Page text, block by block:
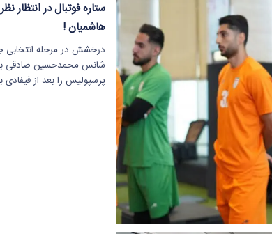
ستاره فوتبال در انتظار
هاشمیان !
درخشش در مرحله انتخابی
شانس محمدحسین صادقی
پرسپولیس را بعد از فیفادی